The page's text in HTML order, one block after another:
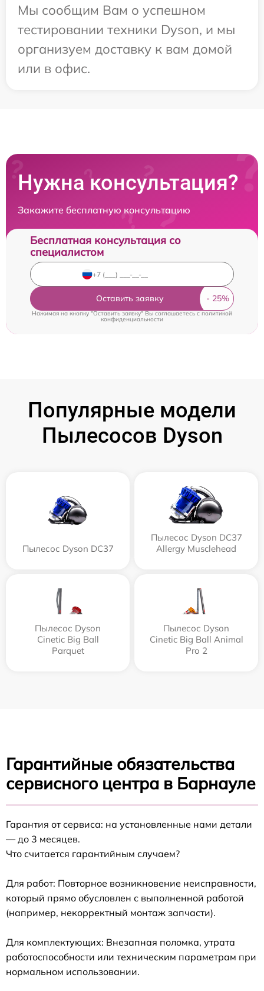
Мы сообщим Вам о успешном
тестировании техники Dyson, и мы
организуем доставку к вам домой
или в офис.
Нужна консультация?
Закажите бесплатную консультацию
Бесплатная консультация со
специалистом
Оставить заявку
Нажимая на кнопку "Оставить заявку" Вы соглашаетесь cполитикой
конфиденциальности
Популярные модели
Пылесосов Dyson
Пылесос Dyson DC37
Пылесос Dyson DC37
Allergy Musclehead
Пылесос Dyson
Cinetic Big Ball
Parquet
Пылесос Dyson
Cinetic Big Ball Animal
Pro 2
Гарантийные обязательства
сервисного центра в Барнауле
Гарантия от сервиса: на установленные нами детали
— до 3 месяцев.
Что считается гарантийным случаем?
Для работ: Повторное возникновение неисправности,
который прямо обусловлен с выполненной работой
(например, некорректный монтаж запчасти).
Для комплектующих: Внезапная поломка, утрата
работоспособности или техническим параметрам при
нормальном использовании.